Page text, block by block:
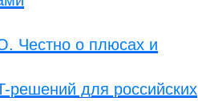
Честно о плюсах и
решений для российских